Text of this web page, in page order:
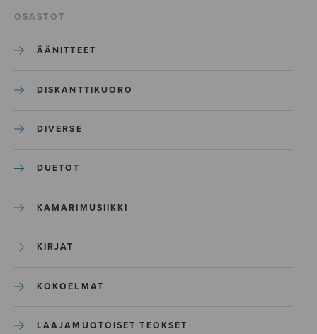
OSASTOT
ÄÄNITTEET
DISKANTTIKUORO
DIVERSE
DUETOT
KAMARIMUSIIKKI
KIRJAT
KOKOELMAT
LAAJAMUOTOISET TEOKSET